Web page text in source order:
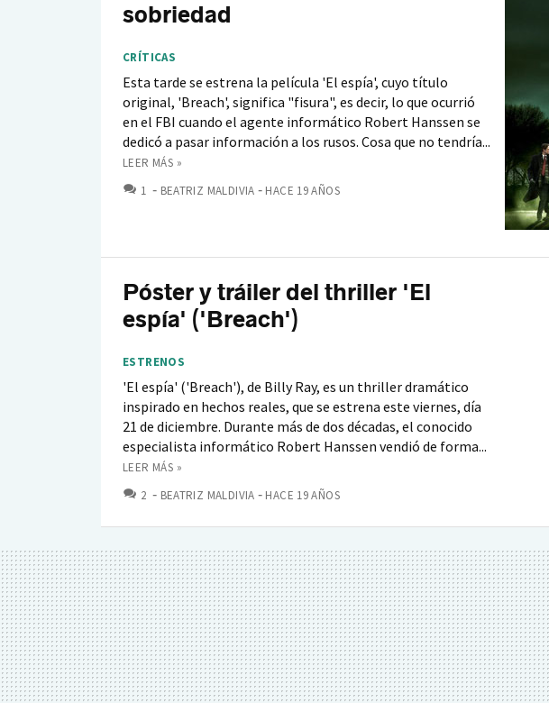
sobriedad
CRÍTICAS
Esta tarde se estrena la película 'El espía', cuyo título
original, 'Breach', significa "fisura", es decir, lo que ocurrió
en el FBI cuando el agente informático Robert Hanssen se
dedicó a pasar información a los rusos. Cosa que no tendría...
LEER MÁS »
1 COMENTARIOS
BEATRIZ MALDIVIA HACE 19 AÑOS
Póster y tráiler del thriller 'El
espía' ('Breach')
ESTRENOS
'El espía' ('Breach'), de Billy Ray, es un thriller dramático
inspirado en hechos reales, que se estrena este viernes, día
21 de diciembre. Durante más de dos décadas, el conocido
especialista informático Robert Hanssen vendió de forma...
LEER MÁS »
2 COMENTARIOS
BEATRIZ MALDIVIA HACE 19 AÑOS